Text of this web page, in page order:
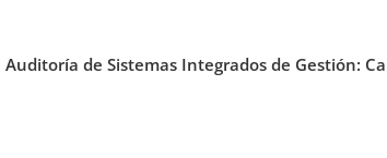
Auditoría de Sistemas Integrados de Gestión: